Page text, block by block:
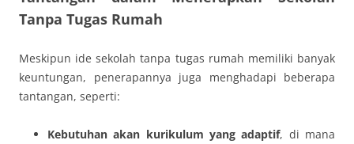
Tanpa Tugas Rumah
Meskipun ide sekolah tanpa tugas rumah memiliki banyak
keuntungan, penerapannya juga menghadapi beberapa
tantangan, seperti:
Kebutuhan akan kurikulum yang adaptif, di mana